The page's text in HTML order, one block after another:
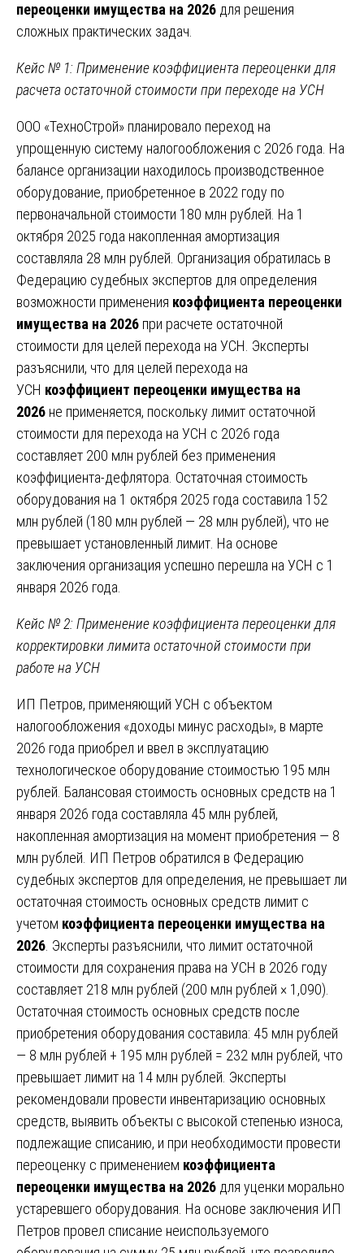
переоценки имущества на 2026 для решения
сложных практических задач.
Кейс № 1: Применение коэффициента переоценки для
расчета остаточной стоимости при переходе на УСН
ООО «ТехноСтрой» планировало переход на
упрощенную систему налогообложения с 2026 года. На
балансе организации находилось производственное
оборудование, приобретенное в 2022 году по
первоначальной стоимости 180 млн рублей. На 1
октября 2025 года накопленная амортизация
составляла 28 млн рублей. Организация обратилась в
Федерацию судебных экспертов для определения
возможности применения коэффициента переоценки
имущества на 2026 при расчете остаточной
стоимости для целей перехода на УСН. Эксперты
разъяснили, что для целей перехода на
УСН коэффициент переоценки имущества на
2026 не применяется, поскольку лимит остаточной
стоимости для перехода на УСН с 2026 года
составляет 200 млн рублей без применения
коэффициента-дефлятора. Остаточная стоимость
оборудования на 1 октября 2025 года составила 152
млн рублей (180 млн рублей — 28 млн рублей), что не
превышает установленный лимит. На основе
заключения организация успешно перешла на УСН с 1
января 2026 года.
Кейс № 2: Применение коэффициента переоценки для
корректировки лимита остаточной стоимости при
работе на УСН
ИП Петров, применяющий УСН с объектом
налогообложения «доходы минус расходы», в марте
2026 года приобрел и ввел в эксплуатацию
технологическое оборудование стоимостью 195 млн
рублей. Балансовая стоимость основных средств на 1
января 2026 года составляла 45 млн рублей,
накопленная амортизация на момент приобретения — 8
млн рублей. ИП Петров обратился в Федерацию
судебных экспертов для определения, не превышает ли
остаточная стоимость основных средств лимит с
учетом коэффициента переоценки имущества на
2026. Эксперты разъяснили, что лимит остаточной
стоимости для сохранения права на УСН в 2026 году
составляет 218 млн рублей (200 млн рублей × 1,090).
Остаточная стоимость основных средств после
приобретения оборудования составила: 45 млн рублей
— 8 млн рублей + 195 млн рублей = 232 млн рублей, что
превышает лимит на 14 млн рублей. Эксперты
рекомендовали провести инвентаризацию основных
средств, выявить объекты с высокой степенью износа,
подлежащие списанию, и при необходимости провести
переоценку с применением коэффициента
переоценки имущества на 2026 для уценки морально
устаревшего оборудования. На основе заключения ИП
Петров провел списание неиспользуемого